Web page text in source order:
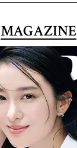
MAGAZINE